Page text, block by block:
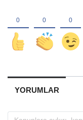
YORUMLAR